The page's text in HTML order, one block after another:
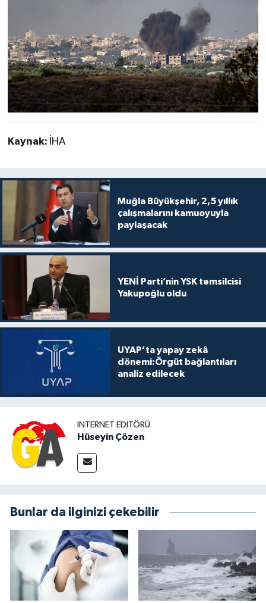
Kaynak: İHA
Muğla Büyükşehir, 2,5 yıllık
çalışmalarını kamuoyuyla
paylaşacak
YENİ Parti’nin YSK temsilcisi
Yakupoğlu oldu
UYAP’ta yapay zekâ
dönemi:Örgüt bağlantıları
analiz edilecek
İNTERNET EDITÖRÜ
Hüseyin Çözen
Bunlar da ilginizi çekebilir